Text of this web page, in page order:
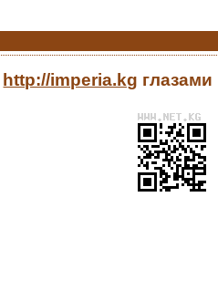
http://imperia.kg